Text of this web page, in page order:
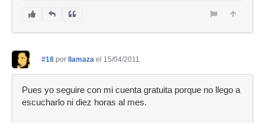
#18 por llamaza el 15/04/2011
Pues yo seguire con mi cuenta gratuita porque no llego a
escucharlo ni diez horas al mes.